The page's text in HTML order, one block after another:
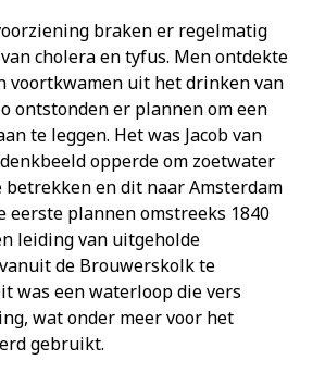
braken er regelmatig
cholera en tyfus. Men ontdekte
voortkwamen uit het drinken van
ontstonden er plannen om een
te leggen. Het was Jacob van
opperde om zoetwater
en dit naar Amsterdam
eerste plannen omstreeks 1840
leiding van uitgeholde
de Brouwerskolk te
was een waterloop die vers
wat onder meer voor het
gebruikt.